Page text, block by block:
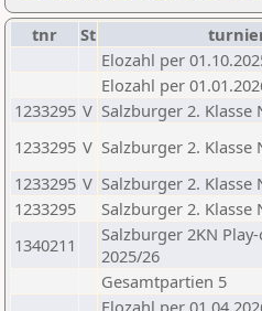
tnr St
Elozahl per
Elozahl per
1233295 V Salzburger 2. Klasse
1233295 V Salzburger 2. Klasse
1233295 V Salzburger 2. Klasse
1233295
Salzburger 2. Klasse
1340211
Salzburger 2KN
2025/26
Gesamtpartien 5
Elozahl per